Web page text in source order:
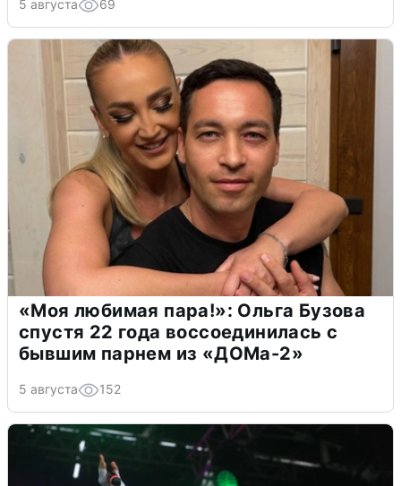
5 августа 69
«Моя любимая пара!»: Ольга Бузова
спустя 22 года воссоединилась с
бывшим парнем из «ДОМа-2»
5 августа 152